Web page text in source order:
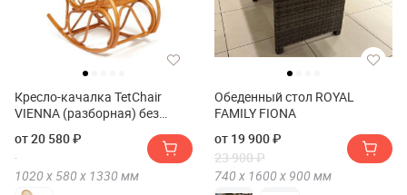
Кресло-качалка TetChair
VIENNA (разборная) без
от 20 580 ₽
1020 х 580 х 1330 мм
Обеденный стол ROYAL
FAMILY FIONA
от 19 900 ₽
23 900 ₽
740 х 1600 х 900 мм